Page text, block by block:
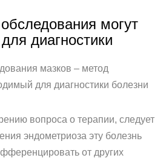
могут
диагностики
мазков – метод
для диагностики болезни
вопроса о терапии, следует
эндометриоза эту болезнь
от других